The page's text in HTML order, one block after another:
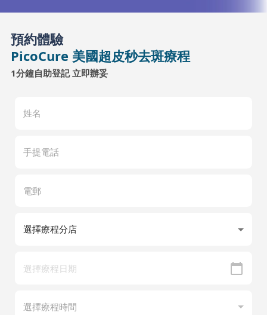
預約體驗
PicoCure 美國超皮秒去斑療程
1分鐘自助登記 立即辦妥